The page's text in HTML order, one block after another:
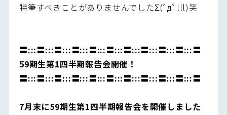
特筆すべきことがありませんでしたΣ(ﾟдﾟlll)笑
〓:::〓:::〓:::〓:::〓:::〓:::〓:::〓:::〓:::〓:::〓
59期生第1四半期報告会開催！
〓:::〓:::〓:::〓:::〓:::〓:::〓:::〓:::〓:::〓:::〓
7月末に59期生第1四半期報告会を開催しました